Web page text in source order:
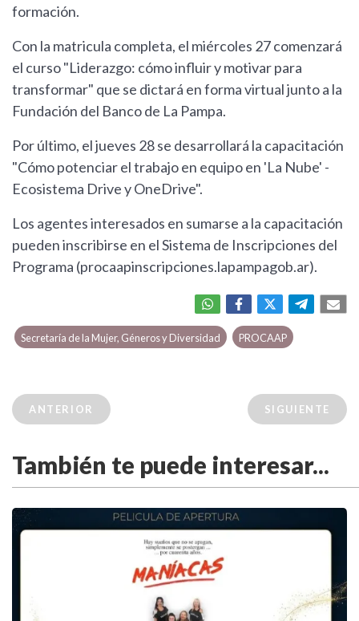
formación.
Con la matricula completa, el miércoles 27 comenzará
el curso "Liderazgo: cómo influir y motivar para
transformar" que se dictará en forma virtual junto a la
Fundación del Banco de La Pampa.
Por último, el jueves 28 se desarrollará la capacitación
"Cómo potenciar el trabajo en equipo en 'La Nube' -
Ecosistema Drive y OneDrive".
Los agentes interesados en sumarse a la capacitación
pueden inscribirse en el Sistema de Inscripciones del
Programa (procaapinscripciones.lapampagob.ar).
Secretaría de la Mujer, Géneros y Diversidad PROCAAP
ANTERIOR SIGUIENTE
También te puede interesar...